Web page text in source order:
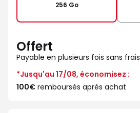
256 Go
Offert
Payable en plusieurs fois sans frais
*Jusqu'au 17/08, économisez :
100€ remboursés après achat